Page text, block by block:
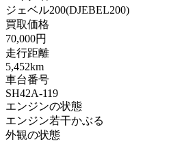
ジェベル200(DJEBEL200)
買取価格
70,000円
走行距離
5,452km
車台番号
SH42A-119
エンジンの状態
エンジン若干かぶる
外観の状態